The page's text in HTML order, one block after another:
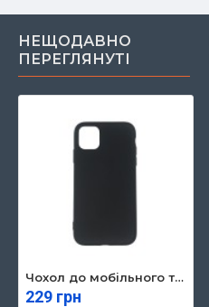
НЕЩОДАВНО
ПЕРЕГЛЯНУТІ
Чохол до мобільного телефона Armorstandart Matte Slim Fit для Apple iPhone 11 Black (ARM55559)
229 грн